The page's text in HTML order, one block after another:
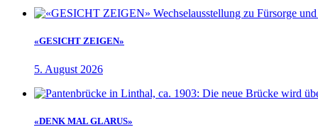
«GESICHT ZEIGEN»
5. August 2026
«DENK MAL GLARUS»